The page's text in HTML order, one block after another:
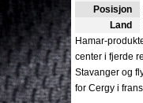
Posisjon
Land
Hamar-
center i fjerde
Stavanger og
for Cergy i